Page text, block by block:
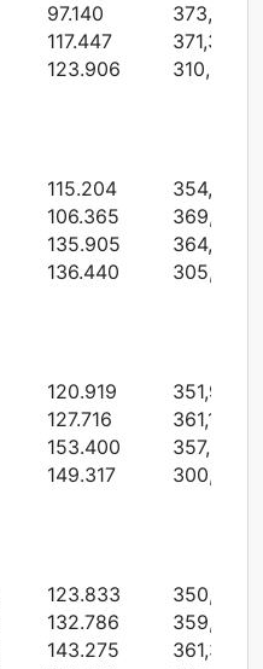
97.140
117.447
123.906
373,18732
371,32860
310,08634
115.204
106.365
135.905
136.440
354,14293
369,29617
364,05931
305,30744
120.919
127.716
153.400
149.317
351,96771
361,14150
357,69340
300,72776
123.833
132.786
143.275
350,87179
359,30940
361,30688